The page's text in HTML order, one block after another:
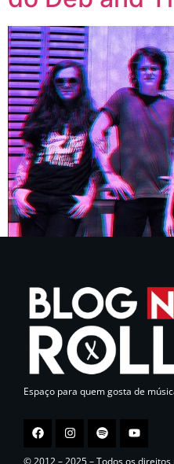
Espaço para quem gosta de
© 2012 – 2025 – Todos os